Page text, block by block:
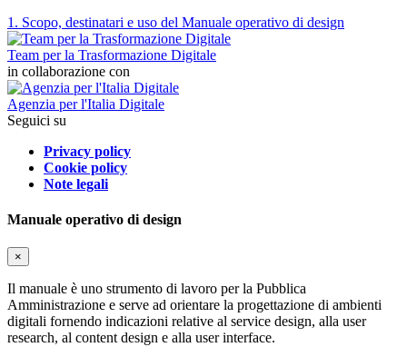
1. Scopo, destinatari e uso del Manuale operativo di design
Team per la Trasformazione Digitale
in collaborazione con
Agenzia per l'Italia Digitale
Seguici su
Privacy policy
Cookie policy
Note legali
Manuale operativo di design
×
Il manuale è uno strumento di lavoro per la Pubblica
Amministrazione e serve ad orientare la progettazione di ambienti
digitali fornendo indicazioni relative al service design, alla user
research, al content design e alla user interface.